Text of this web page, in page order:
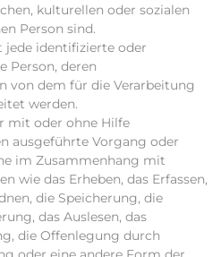
kulturellen oder sozialen
Person sind.
jede identifizierte oder
Person, deren
von dem für die Verarbeitung
werden.
mit oder ohne Hilfe
ausgeführte Vorgang oder
im Zusammenhang mit
wie das Erheben, das Erfassen,
die Speicherung, die
das Auslesen, das
die Offenlegung durch